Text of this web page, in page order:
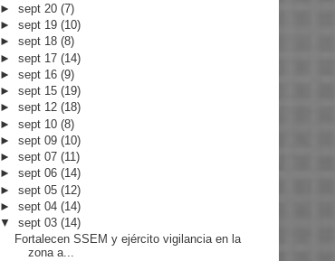
►sept 20(7)
►sept 19(10)
►sept 18(8)
►sept 17(14)
►sept 16(9)
►sept 15(19)
►sept 12(18)
►sept 10(8)
►sept 09(10)
►sept 07(11)
►sept 06(14)
►sept 05(12)
►sept 04(14)
▼sept 03(14)
Fortalecen SSEM y ejército vigilancia en la
zona a...